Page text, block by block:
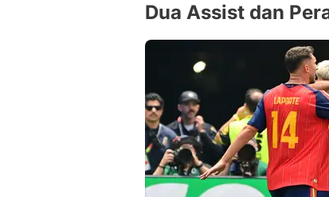
Dua Assist dan